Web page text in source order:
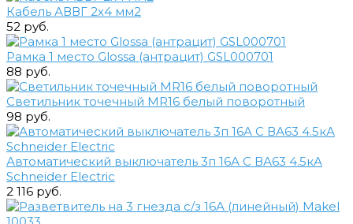
Кабель АВВГ 2х4 мм2
52 руб.
Рамка 1 место Glossa (антрацит) GSL000701
88 руб.
Светильник точечный MR16 белый поворотный
98 руб.
Автоматический выключатель 3п 16А С ВА63 4.5кА
Schneider Electric
2 116 руб.